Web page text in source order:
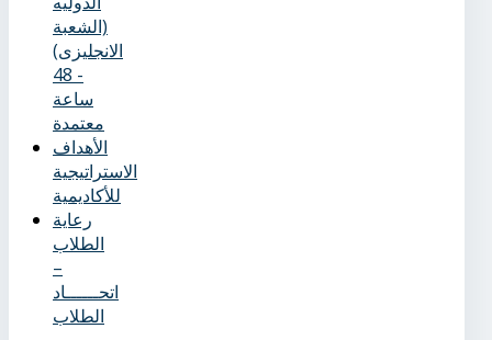
(الشعبة
الانجليزى)
- 48
ساعة
معتمدة
الأهداف
الاستراتيجية
للأكاديمية
رعاية
الطلاب
–
اتحــــــاد
الطلاب